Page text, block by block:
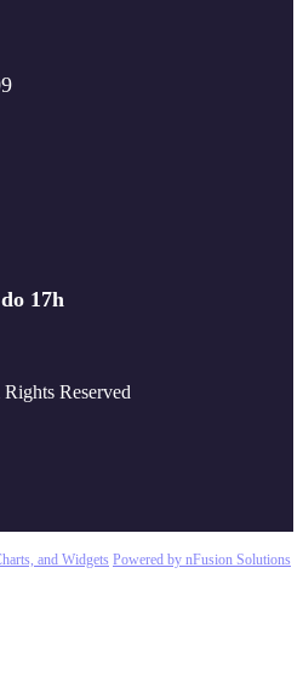
17h
Reserved
and Widgets Powered by nFusion Solutions